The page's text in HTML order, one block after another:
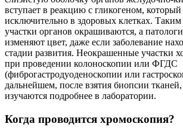
вступает в реакцию с гликогеном,
исключительно в здоровых клетках.
участки органов окрашиваются, а
изменяют цвет, даже если заболевание
стадии развития. Неокрашенные участки
при проведении колоноскопии или ФГДС
(фиброгастродуоденоскопии или
дальнейшем, после взятия биопсии
изучаются подробнее в лаборатории.
Когда проводится хромоскопия?